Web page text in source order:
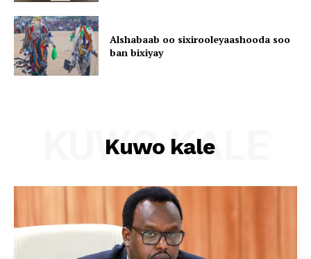
Alshabaab oo sixirooleyaashooda soo
ban bixiyay
Kuwo kale
KUWO KALE